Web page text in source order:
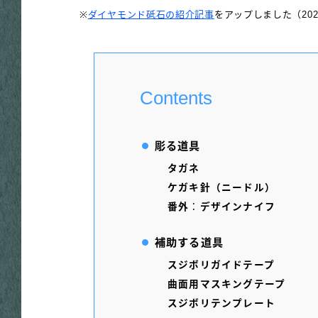
※ダイヤモンド砥石の紹介記事をアップしました（
Contents
彫る道具
タガネ
ケガキ針（ニードル）
番外 ： デザインナイフ
補助する道具
スジボリガイドテープ
曲面用マスキングテープ
スジボリテンプレート